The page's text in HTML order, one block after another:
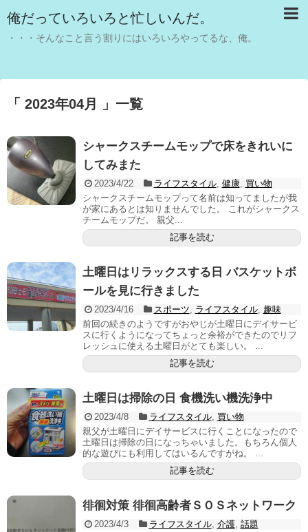
俺だっていろいろと忙しいんだ。
・・・そんなこと言う割りにはいろいろやってるな、俺。
「 2023年04月 」一覧
シャークスチームモップで床をきれいに
してみまた
2023/4/22 ライフスタイル, 健康, 買い物
シャークスチームモップって名前は知ってましたが我
が家にあるとは知りませんでした。 これがシャークス
チームモップだ。 親父...
記事を読む
土曜日はリラックスする日 バスケットボ
ールを見に行きました
2023/4/16 スポーツ ライフスタイル, 趣味
前回の続きのようですがおやじが土曜日にデイサービ
スに行くようになってちょっと余裕ができたのでリフ
レッシュに使える土曜日がとても楽しい。 ...
記事を読む
土曜日は掃除の日 食機洗い機洗浄中
2023/4/8 ライフスタイル, 買い物
親父が土曜日にデイサービスに行くことになったので
土曜日は掃除の日になっちゃいました。もちろん個人
的な遊びにも利用してはいるんですがね。 ...
記事を読む
徘徊対策 徘徊高齢者ＳＯＳネットワーク
2023/4/3 ライフスタイル, 介護, 話題